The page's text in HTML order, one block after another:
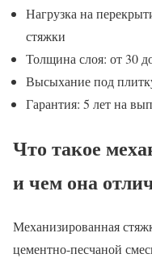
Нагрузка на
стяжки
Толщина слоя: от 30
Высыхание под
Гарантия: 5 лет на
Что такое
и чем она
Механизированная
цементно-песчаной